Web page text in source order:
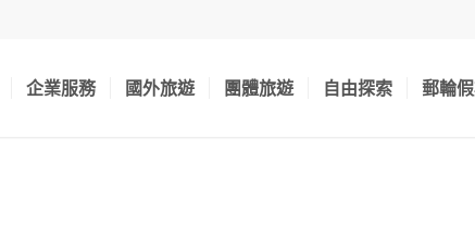
企業服務 國外旅遊 團體旅遊 自由探索 郵輪